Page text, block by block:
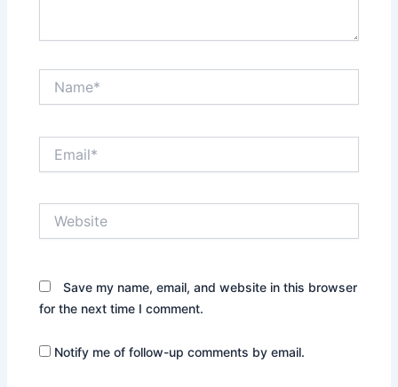
Save my name, email, and website in this browser
for the next time I comment.
Notify me of follow-up comments by email.